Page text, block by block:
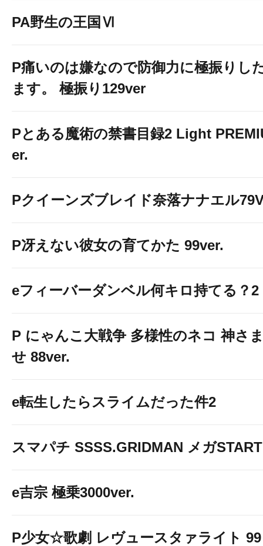
PA野生の王国Ⅵ
P痛いのは嫌なので防御力に極振りし
ます。 極振り129ver
Pとある魔術の禁書目録2 Light
er.
Pクイーンズブレイド奈落ナナエル
P冴えない彼女の育てかた 99ver.
eフィーバーダンベル何キロ持てる？2
P にゃんこ大戦争 多様性のネコ 神さ
せ 88ver.
e転生したらスライムだった件2
スマパチ SSSS.GRIDMAN メガ
e吉宗 極乗3000ver.
P少女☆歌劇 レヴュースタァライト 99